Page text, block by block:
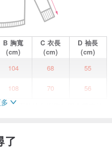
B 胸寬
(cm)
C衣長
(cm)
D袖長
(cm)
104 68 55
108 70 56
，兩粒棕色樹脂扣開合帶來休
背帶裙，减齡搭配打造不經意
了